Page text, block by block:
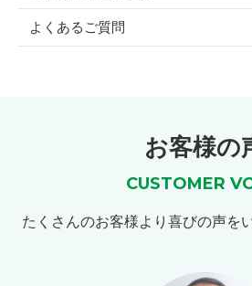
よくあるご質問
お客様の
CUSTOMER
たくさんのお客様より喜びの声を